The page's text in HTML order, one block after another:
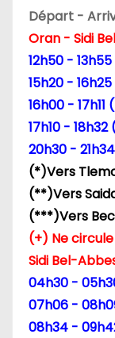
e
a
r
t
c
e
Départ -
Oran - Sidi
12h50 -
15h20 -
16h00 - 17h11
17h10 - 18h32
20h30 -
(*)Vers
(**)Vers
(***)Vers
(+) Ne
Sidi Bel-
04h30 -
07h06 -
08h34 -